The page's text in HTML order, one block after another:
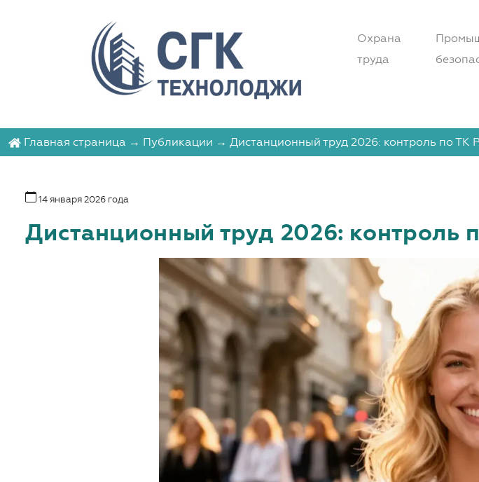
Охрана
труда
Главная страница → Публикации → Дистанционный труд 2026: контроль по
14 января 2026 года
Дистанционный труд 2026: